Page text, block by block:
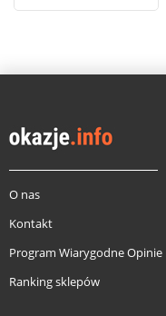
O nas
Kontakt
Program Wiarygodne Opinie
Ranking sklepów